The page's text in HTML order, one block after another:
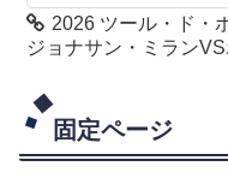
2026 ツール・ド・
ジョナサン・ミラン
固定ページ